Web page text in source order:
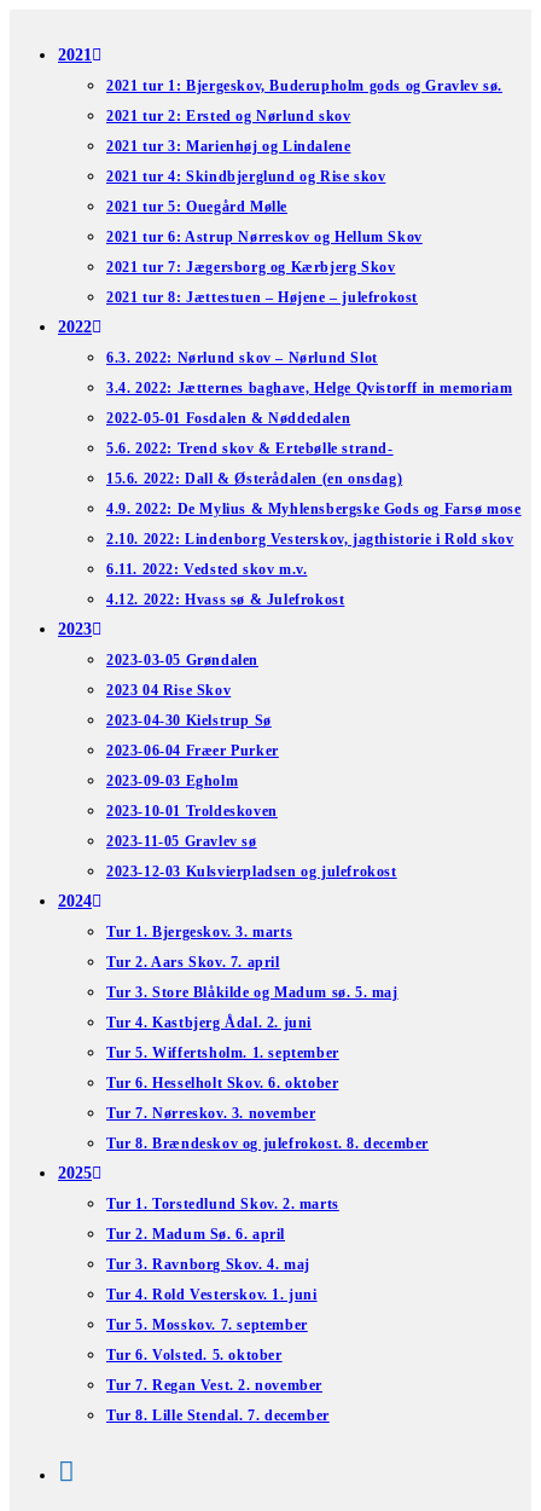
2021
2021 tur 1: Bjergeskov, Buderupholm gods og Gravlev sø.
2021 tur 2: Ersted og Nørlund skov
2021 tur 3: Marienhøj og Lindalene
2021 tur 4: Skindbjerglund og Rise skov
2021 tur 5: Ouegård Mølle
2021 tur 6: Astrup Nørreskov og Hellum Skov
2021 tur 7: Jægersborg og Kærbjerg Skov
2021 tur 8: Jættestuen – Højene – julefrokost
2022
6.3. 2022: Nørlund skov – Nørlund Slot
3.4. 2022: Jætternes baghave, Helge Qvistorff in memoriam
2022-05-01 Fosdalen & Nøddedalen
5.6. 2022: Trend skov & Ertebølle strand-
15.6. 2022: Dall & Østerådalen (en onsdag)
4.9. 2022: De Mylius & Myhlensbergske Gods og Farsø mose
2.10. 2022: Lindenborg Vesterskov, jagthistorie i Rold skov
6.11. 2022: Vedsted skov m.v.
4.12. 2022: Hvass sø & Julefrokost
2023
2023-03-05 Grøndalen
2023 04 Rise Skov
2023-04-30 Kielstrup Sø
2023-06-04 Fræer Purker
2023-09-03 Egholm
2023-10-01 Troldeskoven
2023-11-05 Gravlev sø
2023-12-03 Kulsvierpladsen og julefrokost
2024
Tur 1. Bjergeskov. 3. marts
Tur 2. Aars Skov. 7. april
Tur 3. Store Blåkilde og Madum sø. 5. maj
Tur 4. Kastbjerg Ådal. 2. juni
Tur 5. Wiffertsholm. 1. september
Tur 6. Hesselholt Skov. 6. oktober
Tur 7. Nørreskov. 3. november
Tur 8. Brændeskov og julefrokost. 8. december
2025
Tur 1. Torstedlund Skov. 2. marts
Tur 2. Madum Sø. 6. april
Tur 3. Ravnborg Skov. 4. maj
Tur 4. Rold Vesterskov. 1. juni
Tur 5. Mosskov. 7. september
Tur 6. Volsted. 5. oktober
Tur 7. Regan Vest. 2. november
Tur 8. Lille Stendal. 7. december